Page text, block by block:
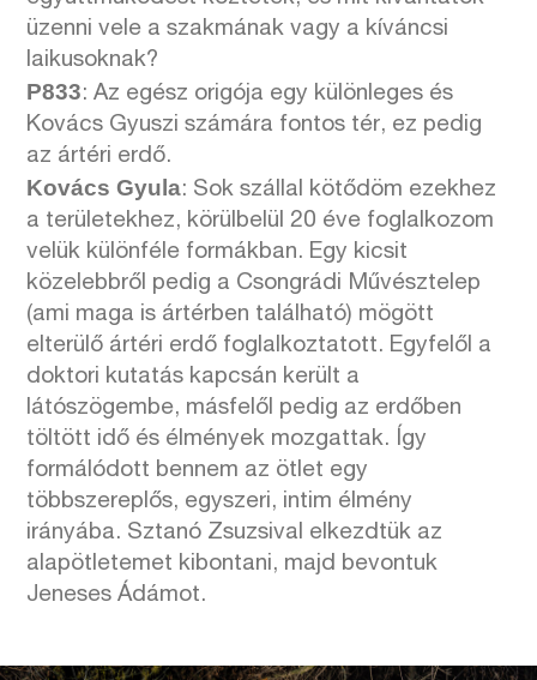
üzenni vele a szakmának vagy a kíváncsi
laikusoknak?
P833: Az egész origója egy különleges és
Kovács Gyuszi számára fontos tér, ez pedig
az ártéri erdő.
Kovács Gyula: Sok szállal kötődöm ezekhez
a területekhez, körülbelül 20 éve foglalkozom
velük különféle formákban. Egy kicsit
közelebbről pedig a Csongrádi Művésztelep
(ami maga is ártérben található) mögött
elterülő ártéri erdő foglalkoztatott. Egyfelől a
doktori kutatás kapcsán került a
látószögembe, másfelől pedig az erdőben
töltött idő és élmények mozgattak. Így
formálódott bennem az ötlet egy
többszereplős, egyszeri, intim élmény
irányába. Sztanó Zsuzsival elkezdtük az
alapötletemet kibontani, majd bevontuk
Jeneses Ádámot.